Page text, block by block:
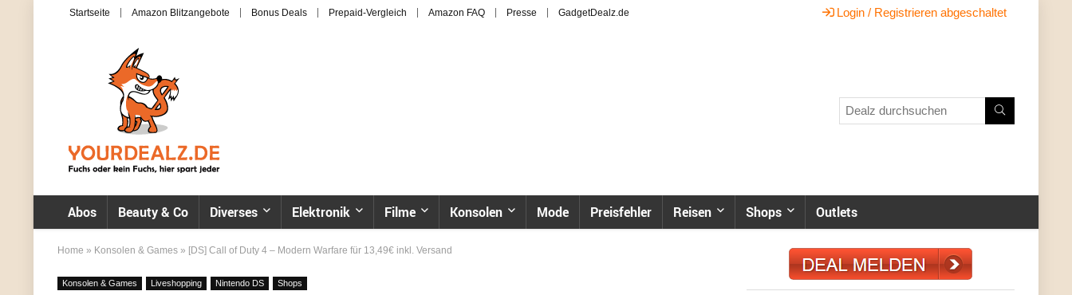
Startseite Amazon Blitzangebote Bonus Deals Prepaid-Vergleich Amazon FAQ Presse GadgetDealz.de Login / Registrieren abgeschaltet
Abos Beauty & Co Diverses Elektronik Filme Konsolen Mode Preisfehler Reisen Shops Outlets
Home » Konsolen & Games » [DS] Call of Duty 4 – Modern Warfare für 13,49€ inkl. Versand
Konsolen & Games Liveshopping Nintendo DS Shops